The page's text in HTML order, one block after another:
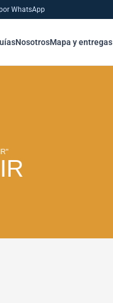
WhatsApp
NosotrosMapa y entregas